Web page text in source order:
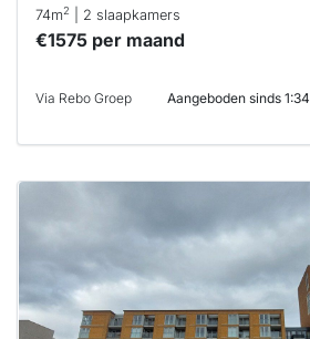
74m2 | 2 slaapkamers
€1575 per maand
Via Rebo Groep Aangeboden sinds 1:34
al verhuurd
Om kans te
maken moet je
binnen 15
minuten